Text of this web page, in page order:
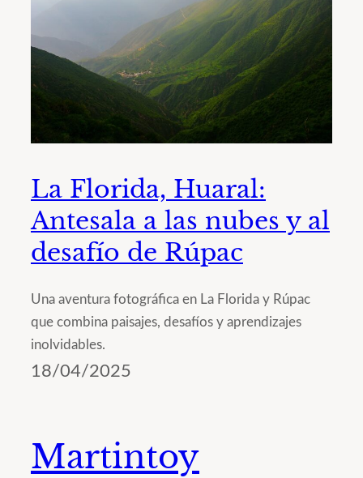
La Florida, Huaral:
Antesala a las nubes y al
desafío de Rúpac
Una aventura fotográfica en La Florida y Rúpac
que combina paisajes, desafíos y aprendizajes
inolvidables.
18/04/2025
Martintoy